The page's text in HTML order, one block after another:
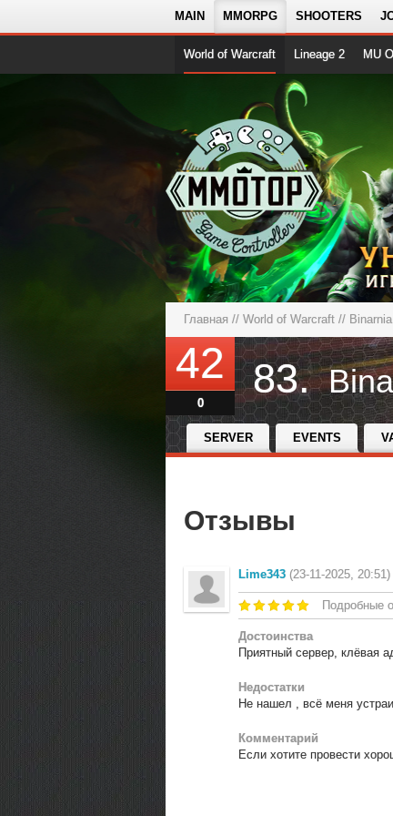
MAIN MMORPG SHOOTERS
World of Warcraft Lineage 2 MU
Главная // World of Warcraft //
42
0
83.
SERVER EVENTS
Отзывы
Lime343 (23-11-2025, 20:51)
Подробные
Достоинства
Приятный сервер, клёвая
Недостатки
Не нашел , всё меня
Комментарий
Если хотите провести